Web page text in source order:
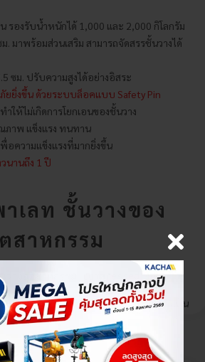
น รองรับน้ำหนักได้ 1,000 และ 2,000 กิโลกรัม
. มาพร้อมส่วนเสริม สามารถจัดสรรชั้นวางได้
ซม. ปรับความสูงได้อย่างอิสระ
ยยิ่งขึ้น ด้วยระบบล็อคแบบ Safety Pin
ำให้ไม่เกิดการโยกเอนของชั้นวาง
ภาพ แข็งแรง ทนทาน
อความแข็งแรงที่มากยิ่งขึ้น
นานถึง 1 ปี
เลท ชั้นวางของ
สาหกรรม
วางพาเลท มีหลายขนาด ราคาโรงงาน เริ่มต้น
วมสูงสุด 2,000 กก. ปรับความสูงชั้นวางได้ตาม
ร้อม Safety Pin แข็งแรงปลอดภัยยิ่งกว่าเดิม
ภายในโรงงานโดยเฉพาะ สิ่งของอเนกประสงค์
แสดงเพิ่มเติม